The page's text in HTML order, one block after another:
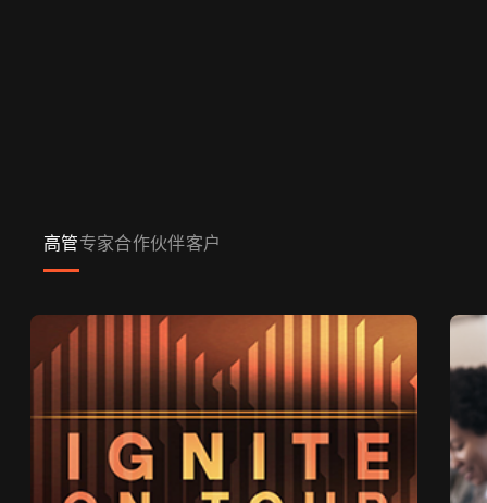
高管专家合作伙伴客户